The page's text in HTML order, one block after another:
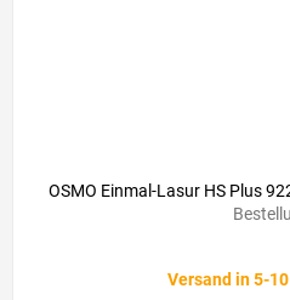
OSMO Einmal-Lasur HS Plus
Versand in 5-